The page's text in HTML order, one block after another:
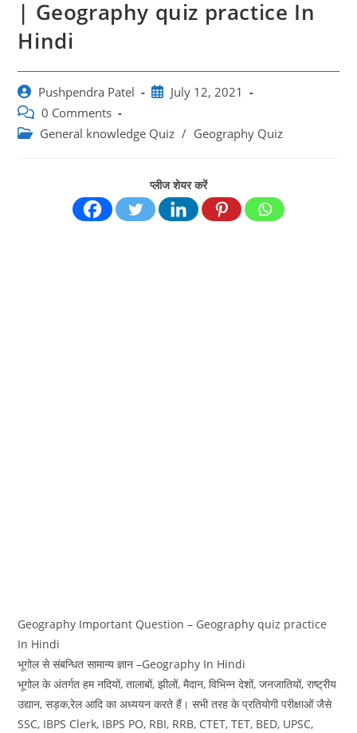
| Geography quiz practice In
Hindi
Post
author:
Pushpendra Patel
PostJuly 12, 2021
Post
comments:
0 Comments
Post General knowledge Quiz / Geography Quiz
प्लीज शेयर करें
Geography Important Question – Geography quiz practice
In Hindi
भूगोल से संबन्धित सामान्य ज्ञान –Geography In Hindi
भूगोल के अंतर्गत हम नदियों, तालाबों, झीलों, मैदान, विभिन्न देशों, जनजातियों, राष्ट्रीय
उद्यान, सड़क,रेल आदि का अध्ययन करते हैं। सभी तरह के प्रतियोगी परीक्षाओं जैसे
SSC, IBPS Clerk, IBPS PO, RBI, RRB, CTET, TET, BED, UPSC,